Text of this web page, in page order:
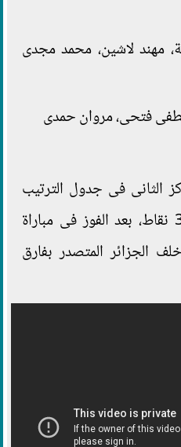
مهند لاشين، محمد مجدى
فتحى، مروان حمدى
الثانى فى جدول الترتيب
بالمجموعة الرابعة برصيد 3 نقاط، بعد الفوز فى مباراة
الجزائر المتصدر بفارق